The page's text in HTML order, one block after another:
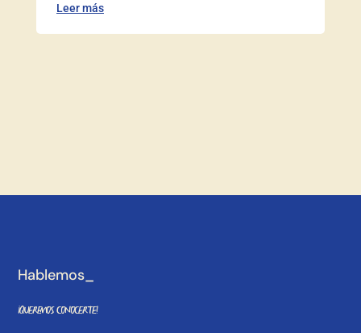
Leer más
Hablemos_
¡Queremos conocerte!